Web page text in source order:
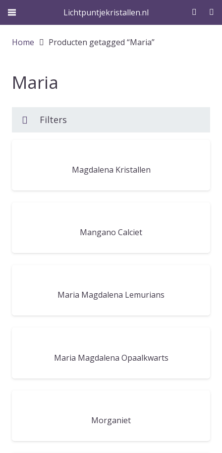
Lichtpuntjekristallen.nl
Home Producten getagged “Maria”
Maria
Filters
Magdalena Kristallen
Mangano Calciet
Maria Magdalena Lemurians
Maria Magdalena Opaalkwarts
Morganiet